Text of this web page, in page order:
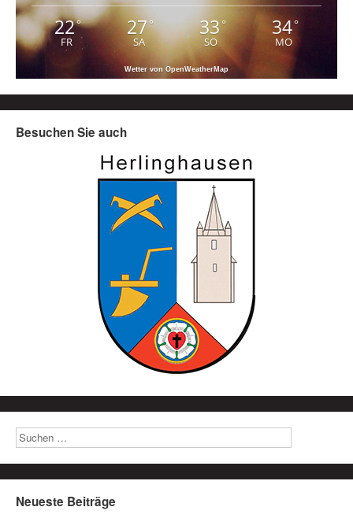
22°
FR
27°
SA
33°
SO
34°
MO
Wetter von OpenWeatherMap
Besuchen Sie auch
Neueste Beiträge